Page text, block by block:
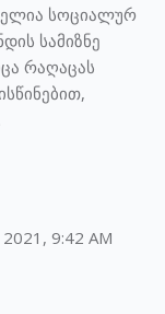
სოციალურ
სამიზნე
რაღაცას
9:42 AM